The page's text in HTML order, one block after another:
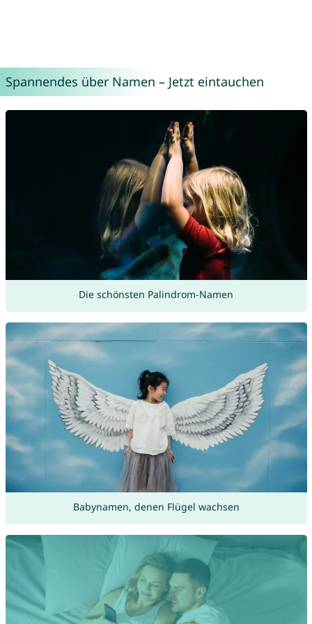
Spannendes über Namen – Jetzt eintauchen
Die schönsten Palindrom-Namen
Babynamen, denen Flügel wachsen